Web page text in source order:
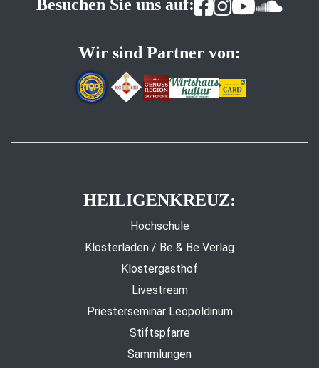
Besuchen Sie uns auf:
Wir sind Partner von:
HEILIGENKREUZ:
Hochschule
Klosterladen / Be & Be Verlag
Klostergasthof
Livestream
Priesterseminar Leopoldinum
Stiftspfarre
Sammlungen